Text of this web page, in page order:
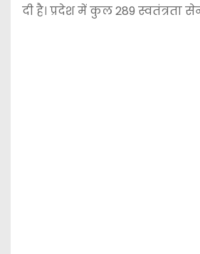
दी है। प्रदेश में कुल 289 स्वतंत्रता